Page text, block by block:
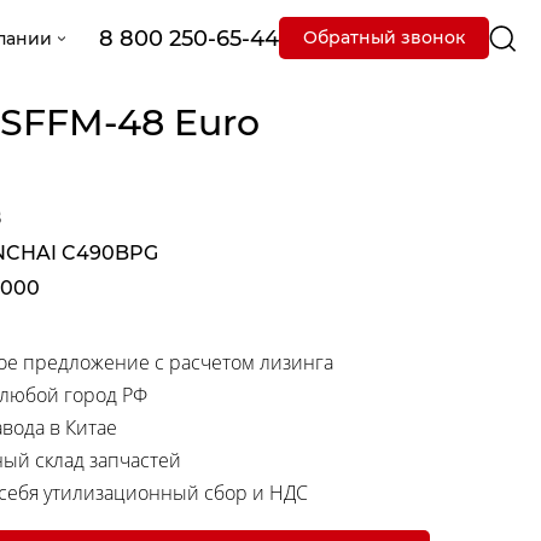
8 800 250-65-44 Обратный звонок
48 Euro
C490BPG
предложение с расчетом лизинга
любой город РФ
в Китае
склад запчастей
утилизационный сбор и НДС